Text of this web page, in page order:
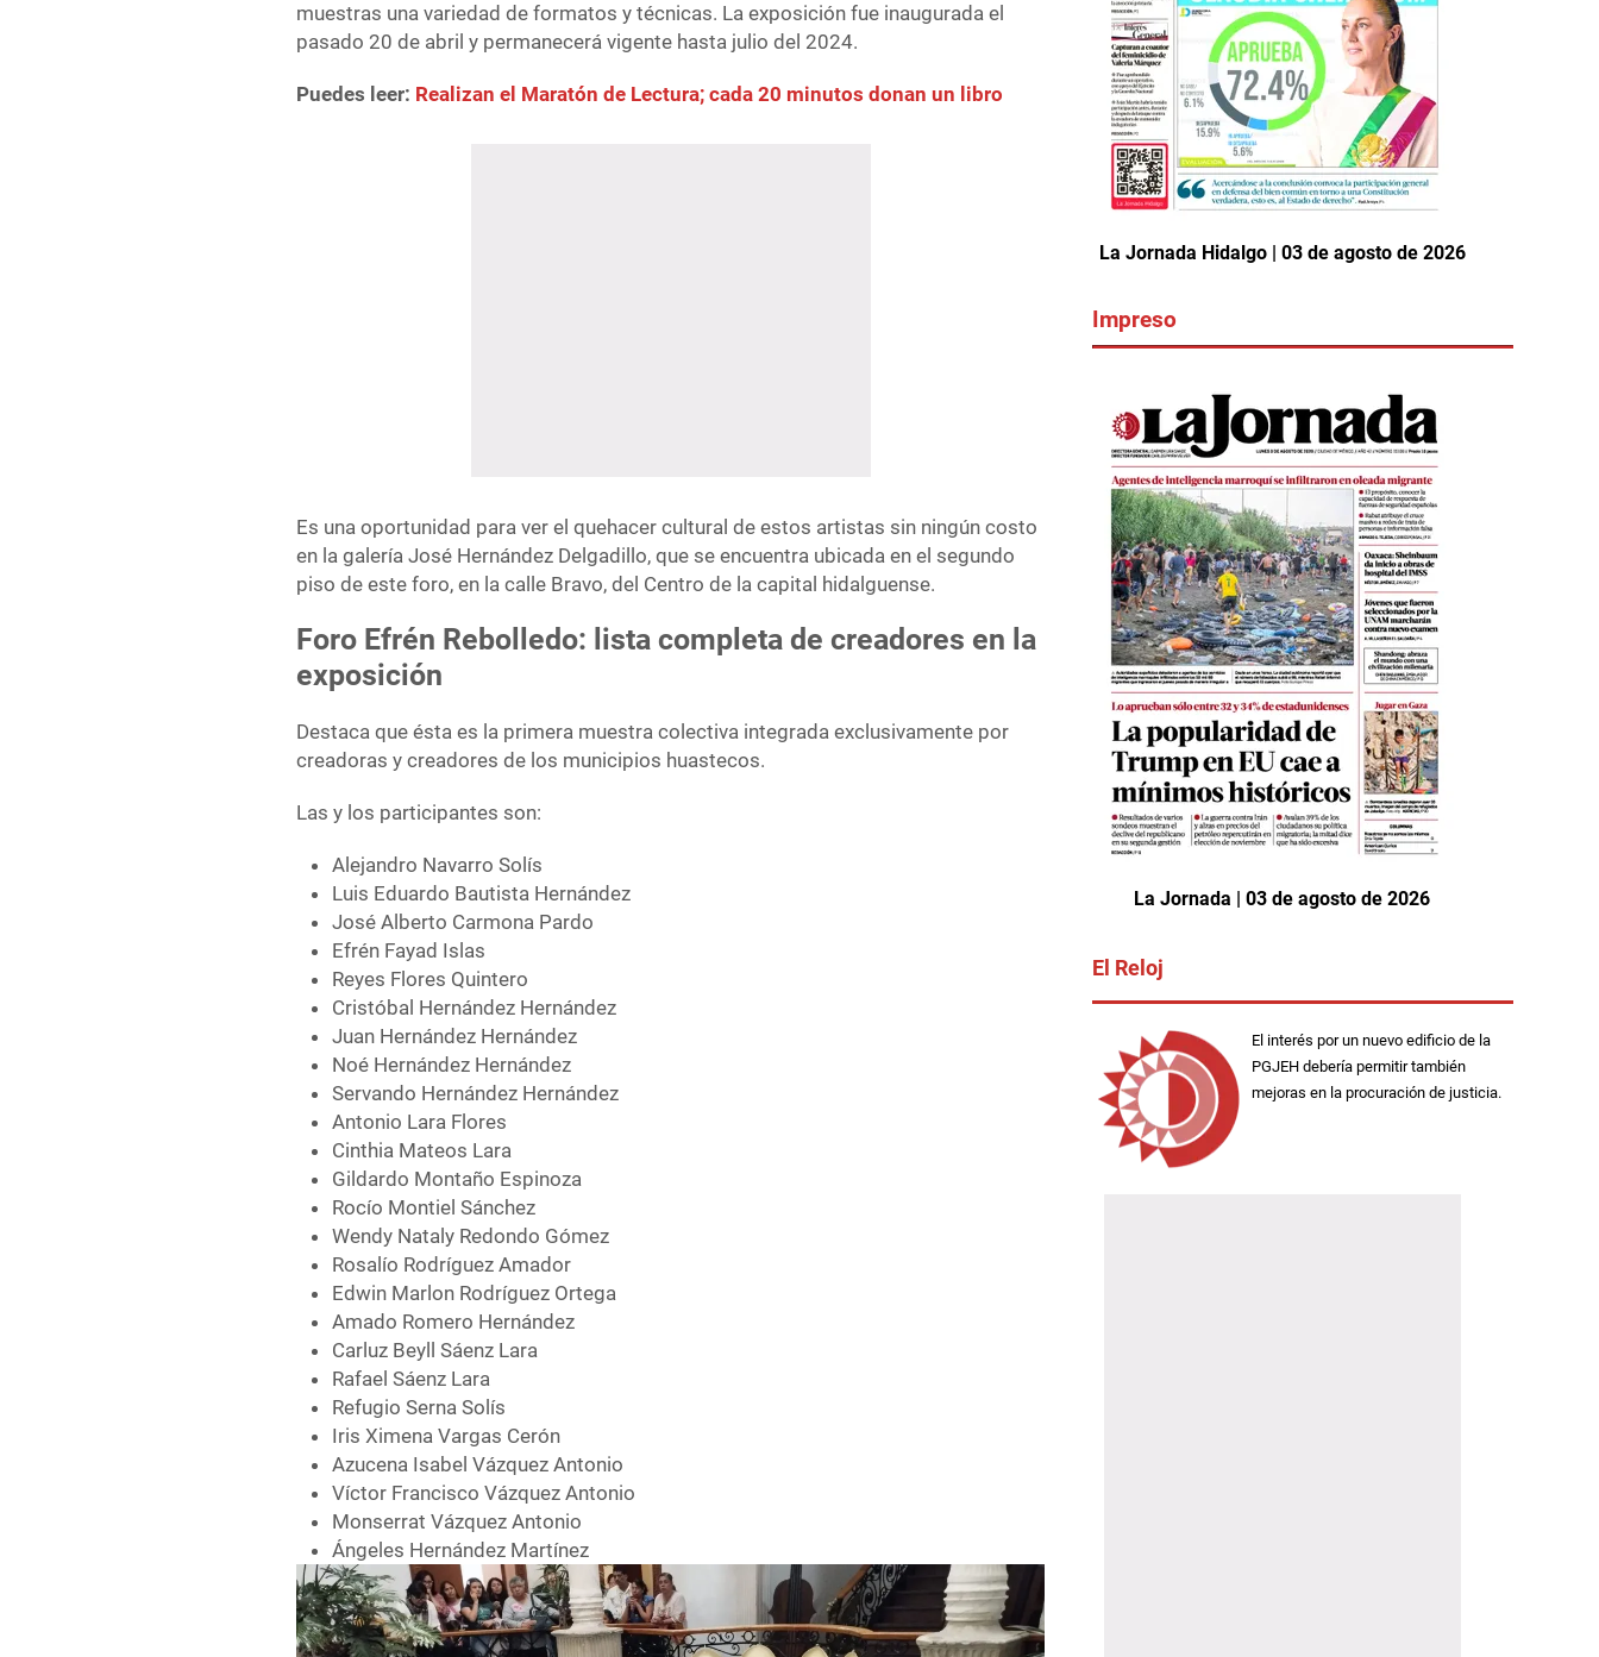
muestras una variedad de formatos y técnicas. La exposición fue inaugurada el
pasado 20 de abril y permanecerá vigente hasta julio del 2024.
Puedes leer: Realizan el Maratón de Lectura; cada 20 minutos donan un libro
Es una oportunidad para ver el quehacer cultural de estos artistas sin ningún costo
en la galería José Hernández Delgadillo, que se encuentra ubicada en el segundo
piso de este foro, en la calle Bravo, del Centro de la capital hidalguense.
Foro Efrén Rebolledo: lista completa de creadores en la
exposición
Destaca que ésta es la primera muestra colectiva integrada exclusivamente por
creadoras y creadores de los municipios huastecos.
Las y los participantes son:
Alejandro Navarro Solís
Luis Eduardo Bautista Hernández
José Alberto Carmona Pardo
Efrén Fayad Islas
Reyes Flores Quintero
Cristóbal Hernández Hernández
Juan Hernández Hernández
Noé Hernández Hernández
Servando Hernández Hernández
Antonio Lara Flores
Cinthia Mateos Lara
Gildardo Montaño Espinoza
Rocío Montiel Sánchez
Wendy Nataly Redondo Gómez
Rosalío Rodríguez Amador
Edwin Marlon Rodríguez Ortega
Amado Romero Hernández
Carluz Beyll Sáenz Lara
Rafael Sáenz Lara
Refugio Serna Solís
Iris Ximena Vargas Cerón
Azucena Isabel Vázquez Antonio
Víctor Francisco Vázquez Antonio
Monserrat Vázquez Antonio
Ángeles Hernández Martínez
La Jornada Hidalgo | 03 de agosto de 2026
Impreso
La Jornada | 03 de agosto de 2026
El Reloj
El interés por un nuevo edificio de la
PGJEH debería permitir también
mejoras en la procuración de justicia.